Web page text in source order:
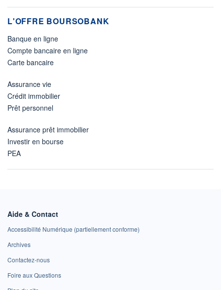
L'OFFRE BOURSOBANK
Banque en ligne
Compte bancaire en ligne
Carte bancaire
Assurance vie
Crédit immobilier
Prêt personnel
Assurance prêt immobilier
Investir en bourse
PEA
Aide & Contact
Accessibilité Numérique (partiellement conforme)
Archives
Contactez-nous
Foire aux Questions